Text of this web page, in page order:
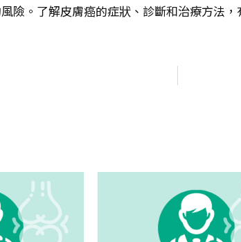
險。了解皮膚癌的症狀、診斷和治療方法